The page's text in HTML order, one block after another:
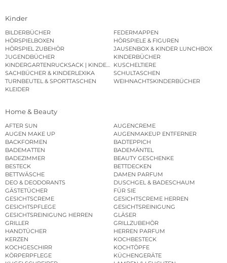
Kinder
BILDERBÜCHER
FEDERMAPPEN
HÖRSPIELBOXEN
HÖRSPIELE & FIGUREN
HÖRSPIEL ZUBEHÖR
JAUSENBOX & KINDER LUNCHBOX
JUGENDBÜCHER
KINDERBÜCHER
KINDERGARTENRUCKSACK | KINDERGARTENBEUTEL
KUSCHELTIERE
SACHBÜCHER & KINDERLEXIKA
SCHULTASCHEN
TURNBEUTEL & SPORTTASCHEN
WEIHNACHTSKINDERBÜCHER
KLEIDER
Home & Beauty
AFTER SUN
AUGENCREME
AUGEN MAKE UP
AUGENMAKEUP ENTFERNER
BACKFORMEN
BADTEPPICH
BADEMATTEN
BADEMÄNTEL
BADEZIMMER
BEAUTY GESCHENKE
BESTECK
BETTDECKEN
BETTWÄSCHE
DAMEN PARFUM
DEO & DEODORANTS
DUSCHGEL & BADESCHAUM
GÄSTETÜCHER
FÜR SIE
GESICHTSCREME
GESICHTSCREME HERREN
GESICHTSPFLEGE
GESICHTSREINIGUNG
GESICHTSREINIGUNG HERREN
GLÄSER
GRILLER
GRILLZUBEHÖR
HANDTÜCHER
HERREN PARFUM
KERZEN
KOCHBESTECK
KOCHGESCHIRR
KOCHTÖPFE
KÖRPERPFLEGE
KÜCHENGERÄTE